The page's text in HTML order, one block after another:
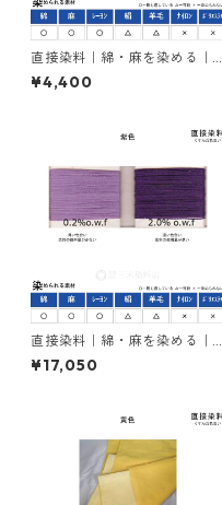
直接染料｜綿・麻を染める｜5
00g｜ダイレクトスープラブ
ロンFB（赤褐色）
¥4,400
直接染料｜綿・麻を染める｜5
00g｜カヤラススープラバイ
オレット5BL（紫色）
¥17,050